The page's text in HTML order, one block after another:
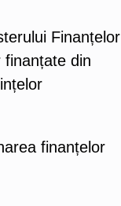
Finanțelor
din
finanțelor